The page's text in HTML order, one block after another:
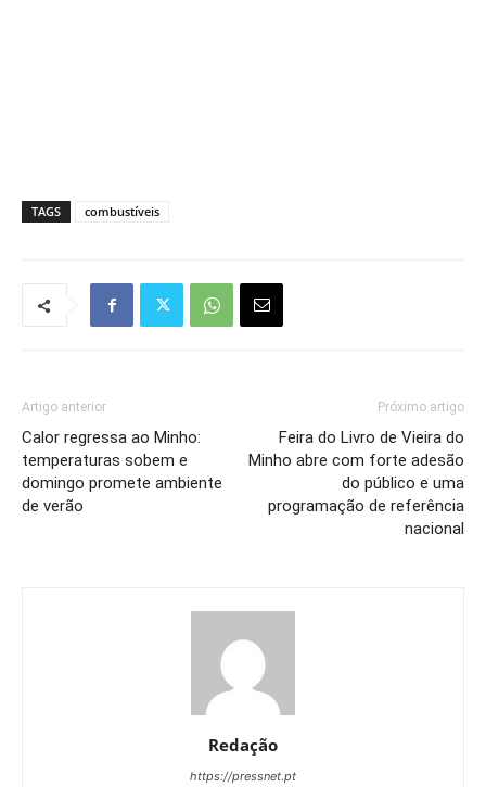
TAGS combustíveis
Artigo anterior
Calor regressa ao Minho:
temperaturas sobem e
domingo promete ambiente
de verão
Próximo artigo
Feira do Livro de Vieira do
Minho abre com forte adesão
do público e uma
programação de referência
nacional
Redação
https://pressnet.pt